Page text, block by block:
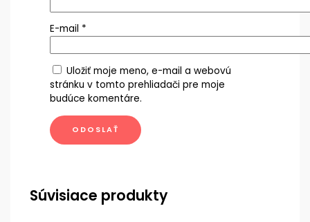
E-mail *
Uložiť moje meno, e-mail a webovú
stránku v tomto prehliadači pre moje
budúce komentáre.
Súvisiace produkty